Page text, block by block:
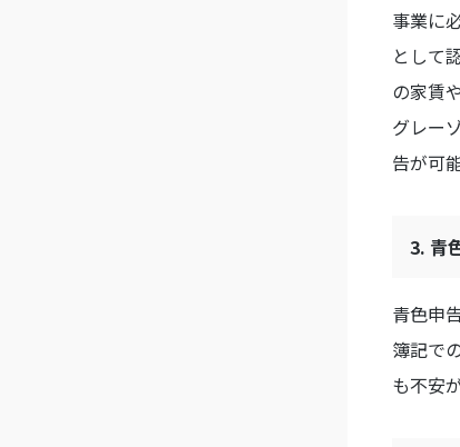
事業に
として
の家賃
グレー
告が可
3. 青
青色申
簿記で
も不安